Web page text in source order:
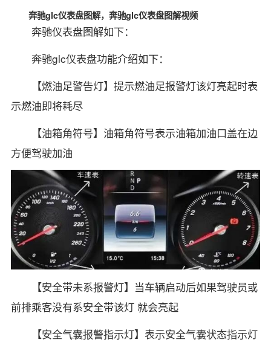
奔驰glc仪表盘图解，奔驰glc仪表盘图解视频
奔驰仪表盘图解如下：
奔驰glc仪表盘功能介绍如下：
【燃油足警告灯】提示燃油足报警灯该灯亮起时表
示燃油即将耗尽
【油箱角符号】油箱角符号表示油箱加油口盖在边
方便驾驶加油
【安全带未系报警灯】当车辆启动后如果驾驶员或
前排乘客没有系安全带该灯 就会亮起
【安全气囊报警指示灯】表示安全气囊状态指示灯